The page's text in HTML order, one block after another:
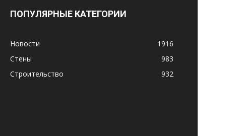
ПОПУЛЯРНЫЕ КАТЕГОРИИ
Новости
1916
Стены
983
Строительство
932